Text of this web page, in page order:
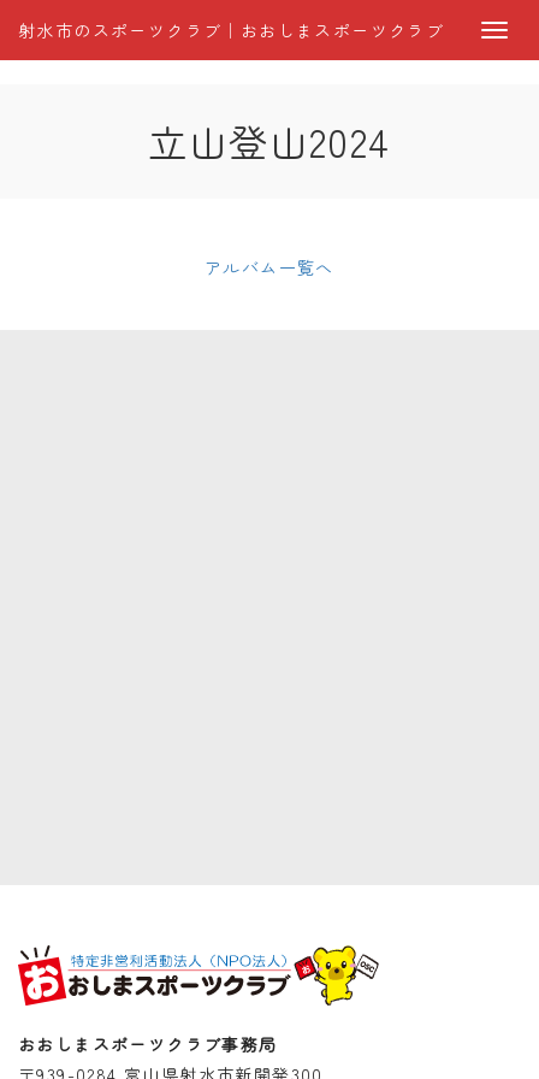
射水市のスポーツクラブ｜おおしまスポーツクラブ
立山登山2024
アルバム一覧へ
おおしまスポーツクラブ事務局
〒939-0284 富山県射水市新開発300